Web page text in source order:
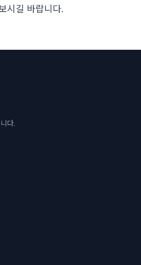
시길 바랍니다.
다.